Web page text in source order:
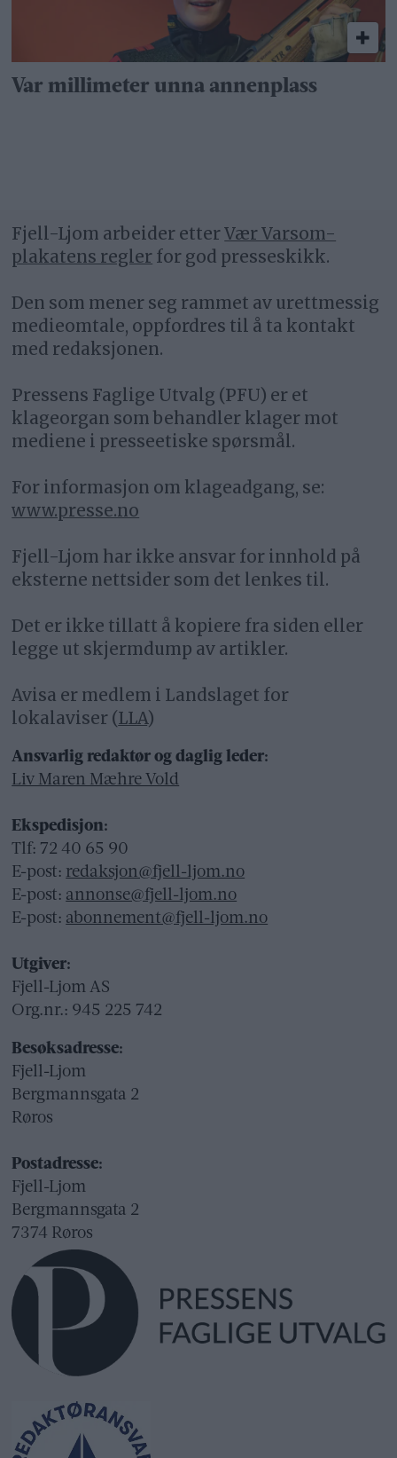
Var millimeter unna annenplass
Fjell-Ljom arbeider etterVær Varsom-
plakatens regler for god presseskikk.
Den som mener seg rammet av urettmessig
medieomtale, oppfordres til å ta kontakt
med redaksjonen.
Pressens Faglige Utvalg (PFU) er et
klageorgan som behandler klager mot
mediene i presseetiske spørsmål.
For informasjon om klageadgang, se:
www.presse.no
Fjell-Ljom har ikke ansvar for innhold på
eksterne nettsider som det lenkes til.
Det er ikke tillatt å kopiere fra siden eller
legge ut skjermdump av artikler.
Avisa er medlem i Landslaget for
lokalaviser (LLA)
Ansvarlig redaktør og daglig leder:
Liv Maren Mæhre Vold
Ekspedisjon:
Tlf: 72 40 65 90
E-post: redaksjon@fjell-ljom.no
E-post: annonse@fjell-ljom.no
E-post: abonnement@fjell-ljom.no
Utgiver:
Fjell-Ljom AS
Org.nr.: 945 225 742
Besøksadresse:
Fjell-Ljom
Bergmannsgata 2
Røros
Postadresse:
Fjell-Ljom
Bergmannsgata 2
7374 Røros